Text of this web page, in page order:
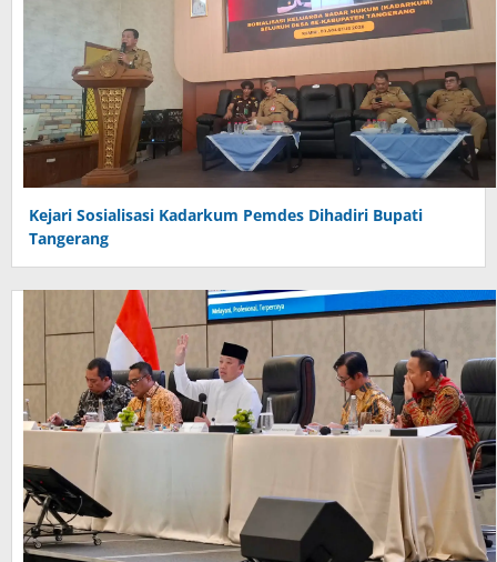
Kejari Sosialisasi Kadarkum Pemdes Dihadiri Bupati
Tangerang